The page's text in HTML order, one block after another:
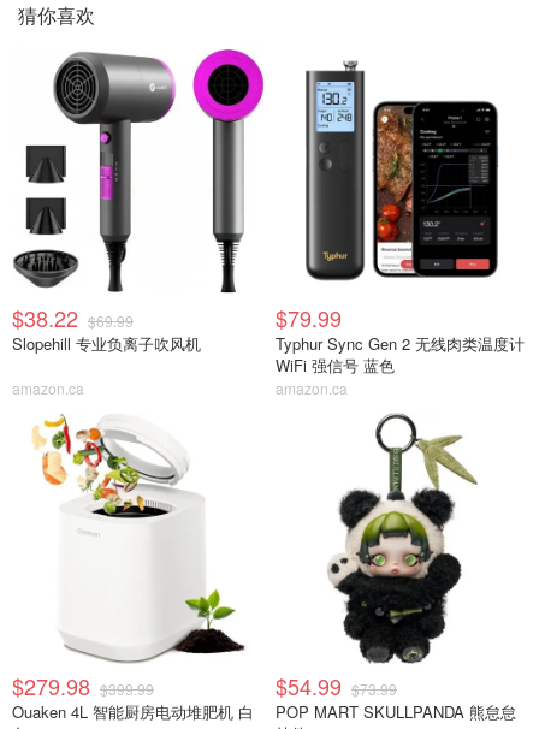
猜你喜欢
$38.22 $69.99
Slopehill 专业负离子吹风机
amazon.ca
$79.99
Typhur Sync Gen 2 无线肉类温度计
WiFi 强信号 蓝色
amazon.ca
$279.98 $399.99
Ouaken 4L 智能厨房电动堆肥机 白
$54.99 $73.99
POP MART SKULLPANDA 熊怠怠